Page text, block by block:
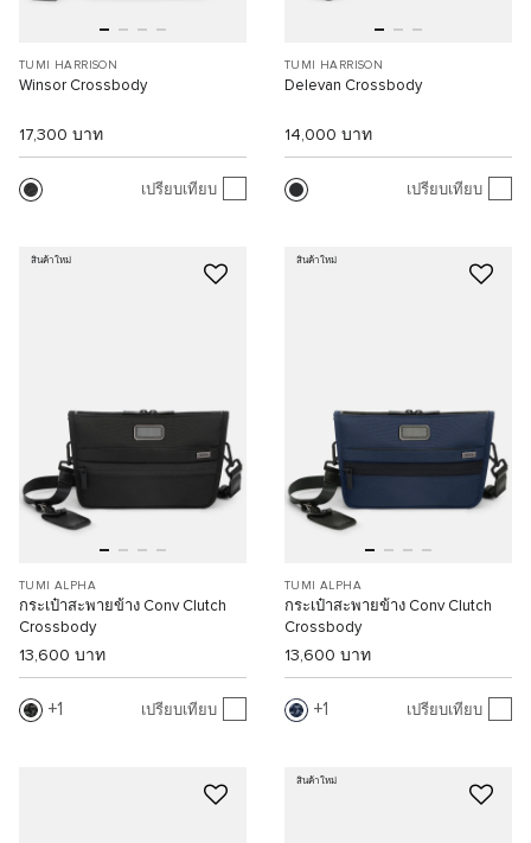
TUMI HARRISON
Winsor Crossbody
17,300 บาท
เปรียบเทียบ
TUMI HARRISON
Delevan Crossbody
14,000 บาท
เปรียบเทียบ
สินค้าใหม่
TUMI ALPHA
กระเป๋าสะพายข้าง Conv Clutch
Crossbody
13,600 บาท
1 เปรียบเทียบ
สินค้าใหม่
TUMI ALPHA
กระเป๋าสะพายข้าง Conv Clutch
Crossbody
13,600 บาท
1 เปรียบเทียบ
สินค้าใหม่